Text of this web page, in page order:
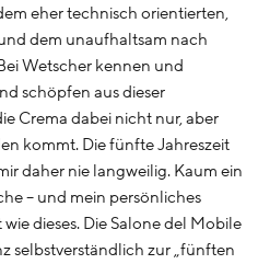
eher technisch orientierten,
dem unaufhaltsam nach
Wetscher kennen und
schöpfen aus dieser
Crema dabei nicht nur, aber
kommt. Die fünfte Jahreszeit
daher nie langweilig. Kaum ein
– und mein persönliches
dieses. Die Salone del Mobile
selbstverständlich zur „fünften